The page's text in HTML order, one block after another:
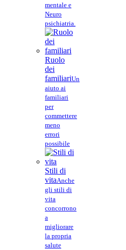
mentale e
Neuro
psichiatria.
Ruolo
dei
familiariUn
aiuto ai
familiari
per
commettere
meno
errori
possibile
Stili di
vitaAnche
gli stili di
vita
concorrono
a
migliorare
la propria
salute